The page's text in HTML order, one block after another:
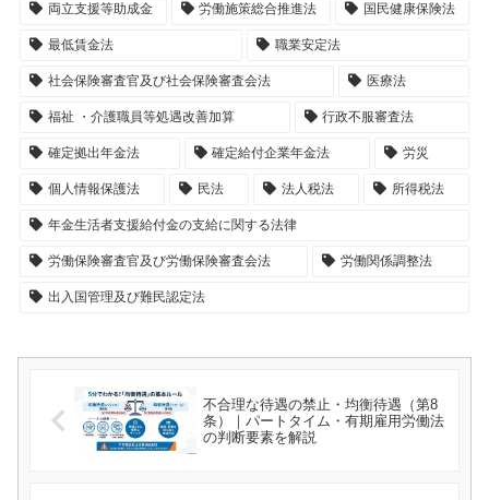
両立支援等助成金 労働施策総合推進法 国民健康保険法
最低賃金法 職業安定法
社会保険審査官及び社会保険審査会法 医療法
福祉 ・介護職員等処遇改善加算 行政不服審査法
確定拠出年金法 確定給付企業年金法 労災
個人情報保護法 民法 法人税法 所得税法
年金生活者支援給付金の支給に関する法律
労働保険審査官及び労働保険審査会法 労働関係調整法
出入国管理及び難民認定法
不合理な待遇の禁止・均衡待遇（第8
条）｜パートタイム・有期雇用労働法
の判断要素を解説